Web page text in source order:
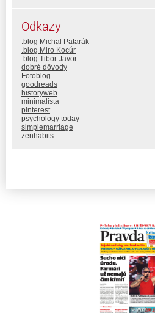
Odkazy
.blog Michal Patarák
.blog Miro Kocúr
.blog Tibor Javor
dobré dôvody
Fotoblog
goodreads
historyweb
minimalista
pinterest
psychology today
simplemarriage
zenhabits